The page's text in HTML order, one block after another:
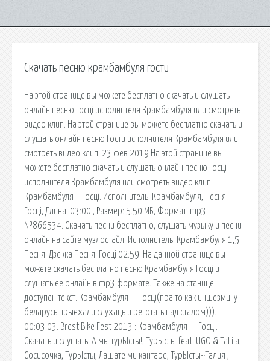
Скачать песню крамбамбуля гости
На этой странице вы можете бесплатно скачать и слушать
онлайн песню Госцi исполнителя Крамбамбуля или смотреть
видео клип. На этой странице вы можете бесплатно скачать и
слушать онлайн песню Гости исполнителя Крамбамбуля или
смотреть видео клип. 23 фев 2019 На этой странице вы
можете бесплатно скачать и слушать онлайн песню Госці
исполнителя Крамбамбуля или смотреть видео клип.
Крамбамбуля – Госцi. Исполнитель: Крамбамбуля, Песня:
Госцi, Длина: 03:00 , Размер: 5.50 МБ, Формат: mp3.
№866534. Скачать песни бесплатно, слушать музыку и песни
онлайн на сайте музлостайл. Исполнитель: Крамбамбуля 1,5.
Песня: Дзе жа Песня: Госцi 02:59. На данной странице вы
можете скачать бесплатно песню Крамбамбуля Госці и
слушать ее онлайн в mp3 формате. Также на станице
доступен текст. Крамбамбуля — Госцi(пра то как иншезмцi у
беларусь прыехали слухаць и реготать пад сталом))).
00:03:03. Brest Bike Fest 2013 : Крамбамбуля — Госцi.
Скачать и слушать: А мы турЫсты!, ТурЫсты feat. UGO & TaLila,
Сосисочка, ТурЫсты, Лашате ми кантаре, ТурЫсты~Талия ,